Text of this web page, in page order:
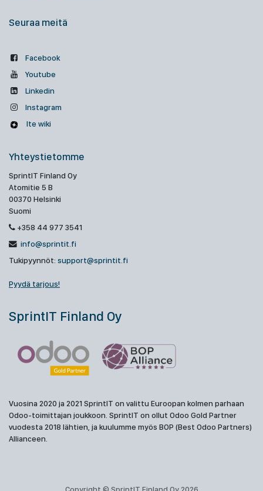
Seuraa meitä
Facebook
Youtube
Linkedin
Instagram
Ite wiki
Yhteystietomme
SprintIT Finland Oy
Atomitie 5 B
00370 Helsinki
Suomi
+358 44 977 3541
info@sprintit.fi
Tukipyynnöt: support@sprintit.fi
Pyydä tarjous!
SprintIT Finland Oy
Vuosina 2020 ja 2021 SprintIT on valittu Euroopan kolmen parhaan
Odoo-toimittajan joukkoon. SprintIT on ollut Odoo Gold Partner
vuodesta 2018 lähtien, ja kuulumme myös BOP (Best Odoo Partners)
Allianceen.
Copyright © SprintIT Finland Oy 2026